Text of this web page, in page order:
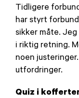
Tidligere
har styrt
sikker måte.
i riktig retning.
noen
utfordringer.
Quiz i